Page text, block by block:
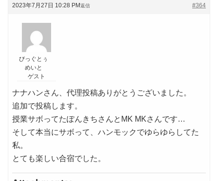
2023年7月27日 10:28 PM #364
返信
びっぐとぅ
めいと
ゲスト
ナナハンさん、代理投稿ありがとうございました。
追加で投稿します。
授業サボってたぽんきちさんとMK MKさんです…
そして本当にサボって、ハンモックでゆらゆらしてた
私。
とても楽しい合宿でした。